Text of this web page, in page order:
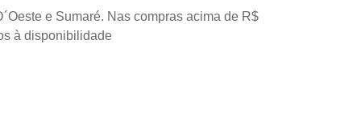
e Sumaré. Nas compras acima de R$
à disponibilidade